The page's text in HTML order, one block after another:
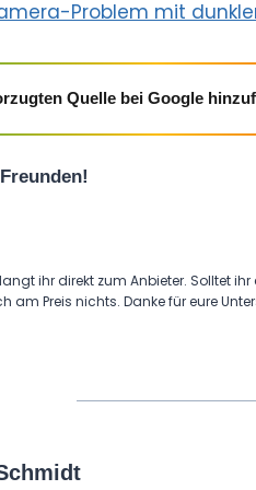
Problem mit
Quelle bei Google
ihr direkt zum Anbieter. Solltet
am Preis nichts. Danke für eure